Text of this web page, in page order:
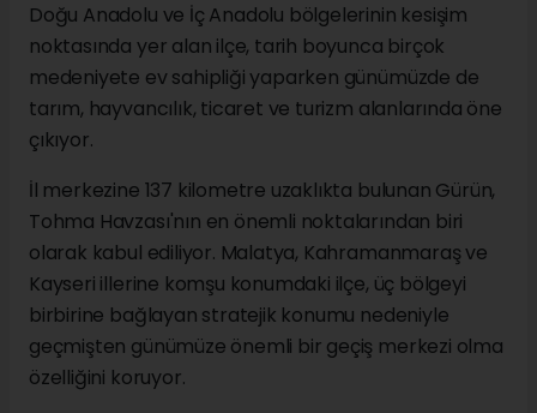
Doğu Anadolu ve İç Anadolu bölgelerinin kesişim
noktasında yer alan ilçe, tarih boyunca birçok
medeniyete ev sahipliği yaparken günümüzde de
tarım, hayvancılık, ticaret ve turizm alanlarında öne
çıkıyor.
İl merkezine 137 kilometre uzaklıkta bulunan Gürün,
Tohma Havzası'nın en önemli noktalarından biri
olarak kabul ediliyor. Malatya, Kahramanmaraş ve
Kayseri illerine komşu konumdaki ilçe, üç bölgeyi
birbirine bağlayan stratejik konumu nedeniyle
geçmişten günümüze önemli bir geçiş merkezi olma
özelliğini koruyor.